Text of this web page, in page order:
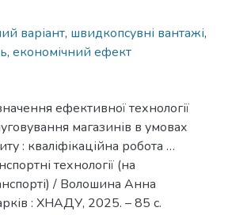
варіант, швидкопсувні вантажі,
, економічний ефект
ефективної технології
магазинів в умовах
: кваліфікаційна робота …
технології (на
/ Волошина Анна
: ХНАДУ, 2025. – 85 с.